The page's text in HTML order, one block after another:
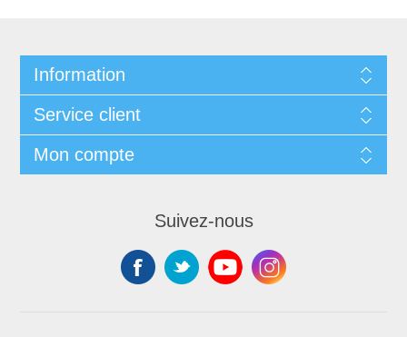
Information
Service client
Mon compte
Suivez-nous